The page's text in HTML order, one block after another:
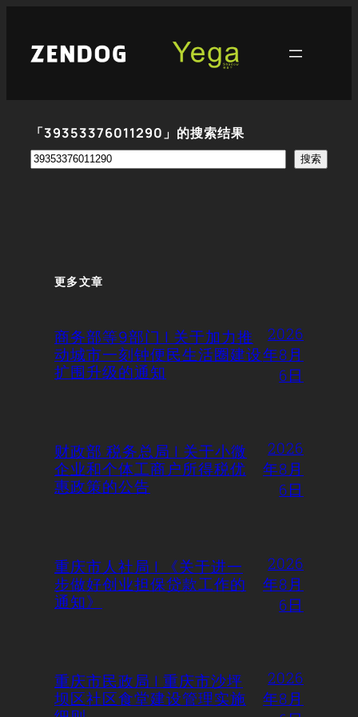
「39353376011290」的搜索结果
搜
搜索
更多文章
商务部等9部门 | 关于加力推
动城市一刻钟便民生活圈建设
扩围升级的通知
2026
年8月
6日
财政部 税务总局 | 关于小微
企业和个体工商户所得税优
惠政策的公告
2026
年8月
6日
重庆市人社局 | 《关于进一
步做好创业担保贷款工作的
通知》
2026
年8月
6日
重庆市民政局 | 重庆市沙坪
坝区社区食堂建设管理实施
2026
年8月